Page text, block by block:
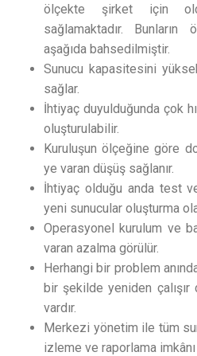
ölçekte şirket için
sağlamaktadır.
aşağıda bahsedilmiştir.
Sunucu kapasitesini
sağlar.
İhtiyaç duyulduğunda çok
oluşturulabilir.
Kuruluşun ölçeğine göre
ye varan düşüş sağlanır.
İhtiyaç olduğu anda test
yeni sunucular oluşturma
Operasyonel kurulum ve
varan azalma görülür.
Herhangi bir problem
bir şekilde yeniden çalışır
vardır.
Merkezi yönetim ile tüm
izleme ve raporlama imkânı